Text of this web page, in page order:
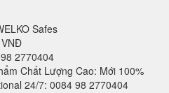
Safes
2770404
Chất Lượng Cao: Mới 100%
24/7: 0084 98 2770404